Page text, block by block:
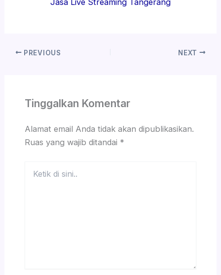
Jasa Live Streaming Tangerang
PREVIOUS NEXT
Tinggalkan Komentar
Alamat email Anda tidak akan dipublikasikan.
Ruas yang wajib ditandai *